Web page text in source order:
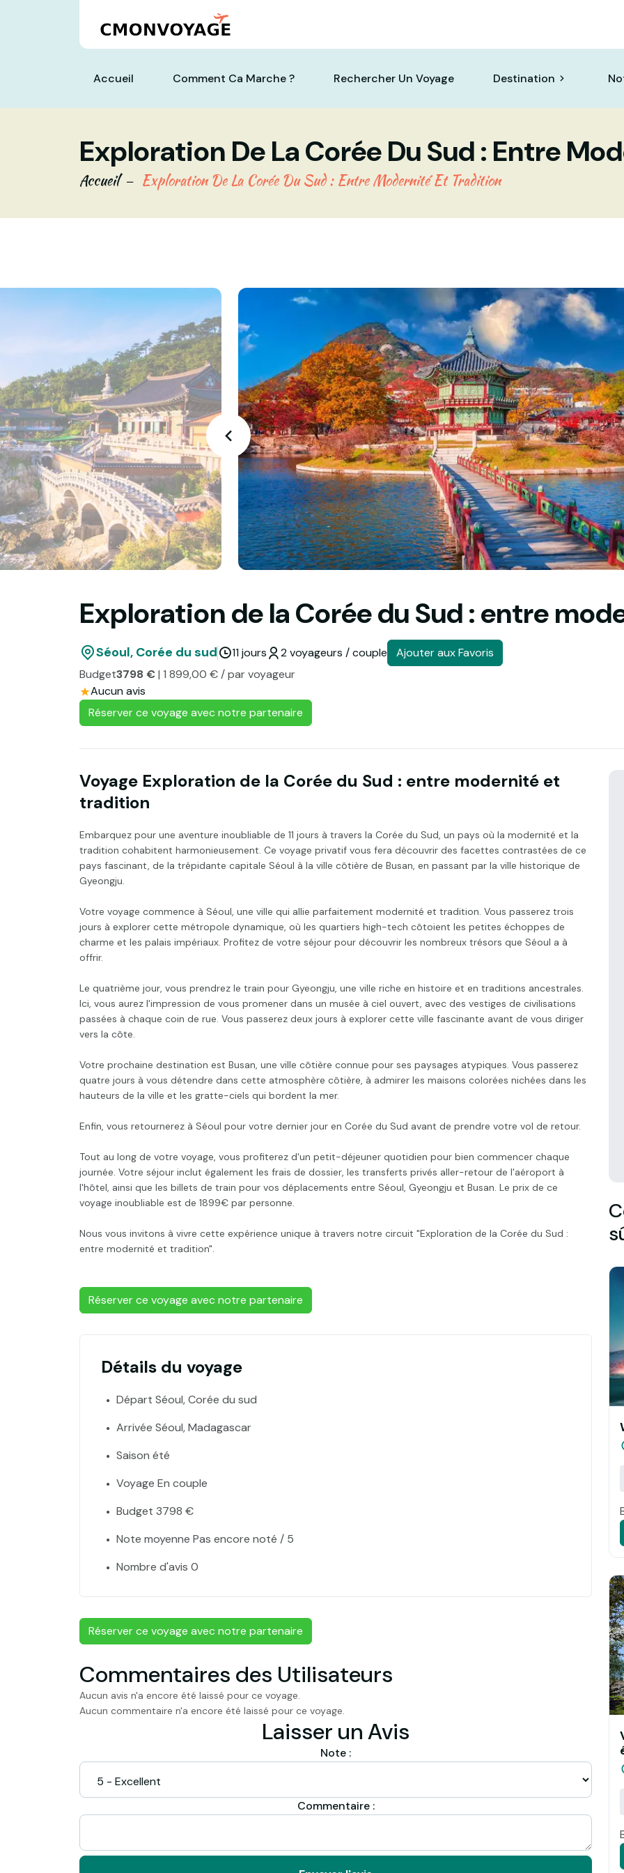
Accueil Comment Ca Marche ? Rechercher Un Voyage Destination
Exploration De La Corée Du Sud : Entre
Accueil Exploration De La Corée Du Sud : Entre Modernité Et Tradition
Exploration de la Corée du Sud : entre
Séoul, Corée du sud 11 jours 2 voyageurs / couple
Ajouter aux Favoris
Budget3798 €| 1 899,00 € / par voyageur
Aucun avis
Réserver ce voyage avec notre partenaire
Voyage Exploration de la Corée du Sud : entre modernité et
tradition
Embarquez pour une aventure inoubliable de 11 jours à travers la Corée du Sud, un pays où la modernité et la
tradition cohabitent harmonieusement. Ce voyage privatif vous fera découvrir des facettes contrastées de ce
pays fascinant, de la trépidante capitale Séoul à la ville côtière de Busan, en passant par la ville historique de
Gyeongju.
Votre voyage commence à Séoul, une ville qui allie parfaitement modernité et tradition. Vous passerez trois
jours à explorer cette métropole dynamique, où les quartiers high-tech côtoient les petites échoppes de
charme et les palais impériaux. Profitez de votre séjour pour découvrir les nombreux trésors que Séoul a à
offrir.
Le quatrième jour, vous prendrez le train pour Gyeongju, une ville riche en histoire et en traditions ancestrales.
Ici, vous aurez l'impression de vous promener dans un musée à ciel ouvert, avec des vestiges de civilisations
passées à chaque coin de rue. Vous passerez deux jours à explorer cette ville fascinante avant de vous diriger
vers la côte.
Votre prochaine destination est Busan, une ville côtière connue pour ses paysages atypiques. Vous passerez
quatre jours à vous détendre dans cette atmosphère côtière, à admirer les maisons colorées nichées dans les
hauteurs de la ville et les gratte-ciels qui bordent la mer.
Enfin, vous retournerez à Séoul pour votre dernier jour en Corée du Sud avant de prendre votre vol de retour.
Tout au long de votre voyage, vous profiterez d'un petit-déjeuner quotidien pour bien commencer chaque
journée. Votre séjour inclut également les frais de dossier, les transferts privés aller-retour de l'aéroport à
l'hôtel, ainsi que les billets de train pour vos déplacements entre Séoul, Gyeongju et Busan. Le prix de ce
voyage inoubliable est de 1899€ par personne.
Nous vous invitons à vivre cette expérience unique à travers notre circuit "Exploration de la Corée du Sud :
entre modernité et tradition".
Réserver ce voyage avec notre partenaire
Détails du voyage
Départ Séoul, Corée du sud
Arrivée Séoul, Madagascar
Saison été
Voyage En couple
Budget 3798 €
Note moyenne Pas encore noté / 5
Nombre d'avis 0
Réserver ce voyage avec notre partenaire
Commentaires des Utilisateurs
Aucun avis n'a encore été laissé pour ce voyage.
Aucun commentaire n'a encore été laissé pour ce voyage.
Laisser un Avis
Note :
Commentaire :